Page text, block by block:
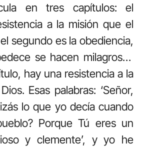
en tres capítulos: el
a la misión que el
segundo es la obediencia,
se hacen milagros…
hay una resistencia a la
Esas palabras: ‘Señor,
lo que yo decía cuando
Porque Tú eres un
y clemente’, y yo he